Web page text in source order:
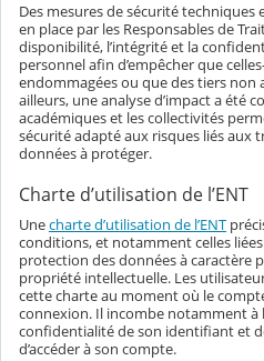
Des mesures de sécurité
en place par les Responsables de
disponibilité, l’intégrité et la
personnel afin d’empêcher que
endommagées ou que des tiers non
ailleurs, une analyse d’impact a été
académiques et les collectivités
sécurité adapté aux risques liés aux
données à protéger.
Charte d’utilisation de l’ENT
Unecharte d’utilisation de l’ENT
conditions, et notamment celles
protection des données à caractère
propriété intellectuelle. Les
cette charte au moment où le
connexion. Il incombe notamment à
confidentialité de son identifiant et
d’accéder à son compte.